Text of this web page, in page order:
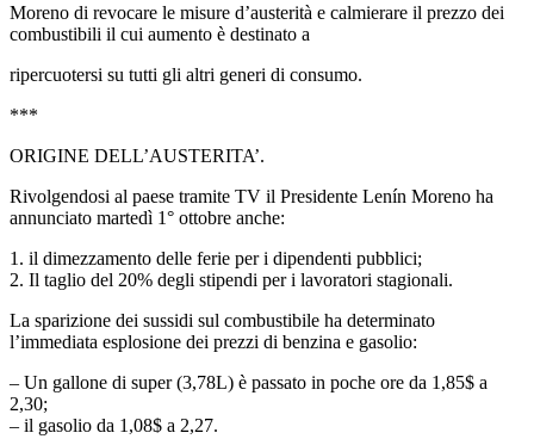
Moreno di revocare le misure d’austerità e calmierare il prezzo dei
combustibili il cui aumento è destinato a
ripercuotersi su tutti gli altri generi di consumo.
***
ORIGINE DELL’AUSTERITA’.
Rivolgendosi al paese tramite TV il Presidente Lenín Moreno ha
annunciato martedì 1° ottobre anche:
1. il dimezzamento delle ferie per i dipendenti pubblici;
2. Il taglio del 20% degli stipendi per i lavoratori stagionali.
La sparizione dei sussidi sul combustibile ha determinato
l’immediata esplosione dei prezzi di benzina e gasolio:
– Un gallone di super (3,78L) è passato in poche ore da 1,85$ a
2,30;
– il gasolio da 1,08$ a 2,27.